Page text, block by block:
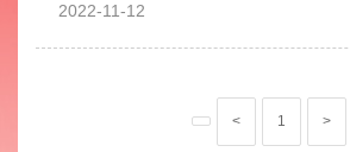
2022-11-12
< 1 >